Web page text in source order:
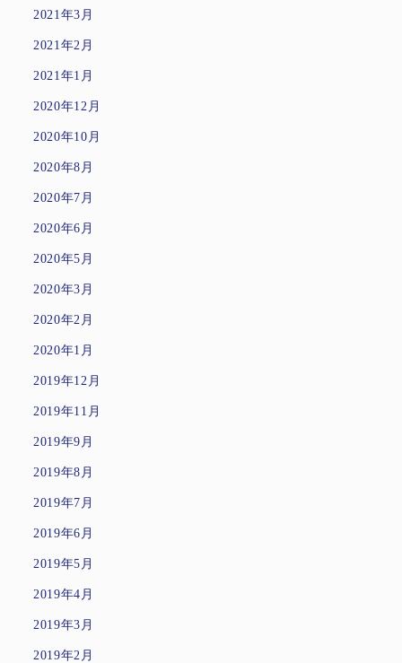
2021年3月
2021年2月
2021年1月
2020年12月
2020年10月
2020年8月
2020年7月
2020年6月
2020年5月
2020年3月
2020年2月
2020年1月
2019年12月
2019年11月
2019年9月
2019年8月
2019年7月
2019年6月
2019年5月
2019年4月
2019年3月
2019年2月